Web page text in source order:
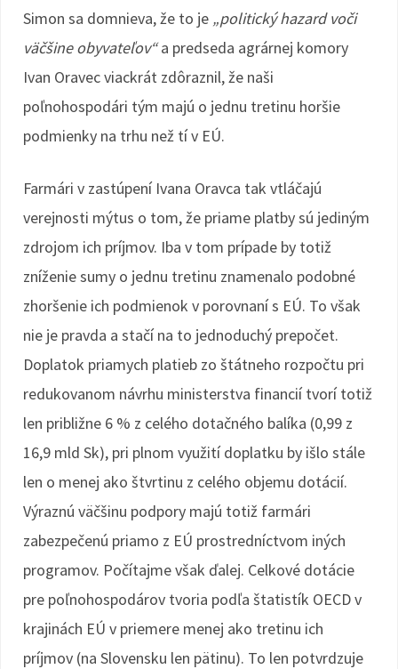
Simon sa domnieva, že to je „politický hazard voči
väčšine obyvateľov“a predseda agrárnej komory
Ivan Oravec viackrát zdôraznil, že naši
poľnohospodári tým majú o jednu tretinu horšie
podmienky na trhu než tí v EÚ.
Farmári v zastúpení Ivana Oravca tak vtláčajú
verejnosti mýtus o tom, že priame platby sú jediným
zdrojom ich príjmov. Iba v tom prípade by totiž
zníženie sumy o jednu tretinu znamenalo podobné
zhoršenie ich podmienok v porovnaní s EÚ. To však
nie je pravda a stačí na to jednoduchý prepočet.
Doplatok priamych platieb zo štátneho rozpočtu pri
redukovanom návrhu ministerstva financií tvorí totiž
len približne 6 % z celého dotačného balíka (0,99 z
16,9 mld Sk), pri plnom využití doplatku by išlo stále
len o menej ako štvrtinu z celého objemu dotácií.
Výraznú väčšinu podpory majú totiž farmári
zabezpečenú priamo z EÚ prostredníctvom iných
programov. Počítajme však ďalej. Celkové dotácie
pre poľnohospodárov tvoria podľa štatistík OECD v
krajinách EÚ v priemere menej ako tretinu ich
príjmov (na Slovensku len pätinu). To len potvrdzuje